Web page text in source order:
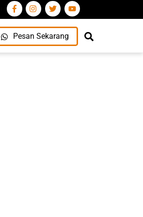
Pesan Sekarang